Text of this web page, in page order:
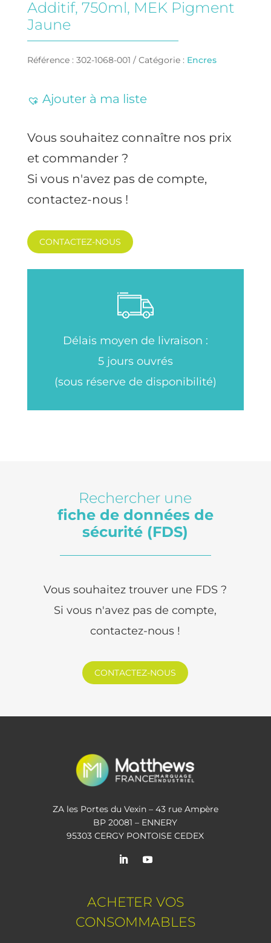
Additif, 750ml, MEK Pigment
Jaune
Référence : 302-1068-001 Catégorie : Encres
Ajouter à ma liste
Vous souhaitez connaître nos prix
et commander ?
Si vous n'avez pas de compte,
contactez-nous !
CONTACTEZ-NOUS
Délais moyen de livraison :
5 jours ouvrés
(sous réserve de disponibilité)
Rechercher une
fiche de données de
sécurité (FDS)
Vous souhaitez trouver une FDS ?
Si vous n'avez pas de compte,
contactez-nous !
CONTACTEZ-NOUS
ZA les Portes du Vexin – 43 rue Ampère
BP 20081 – ENNERY
95303 CERGY PONTOISE CEDEX
ACHETER VOS
CONSOMMABLES